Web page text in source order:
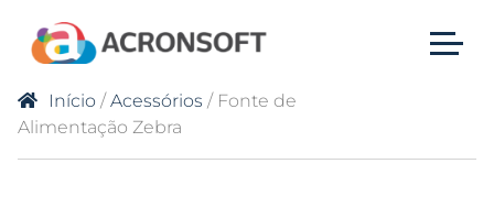
Início /Acessórios / Fonte de
Alimentação Zebra